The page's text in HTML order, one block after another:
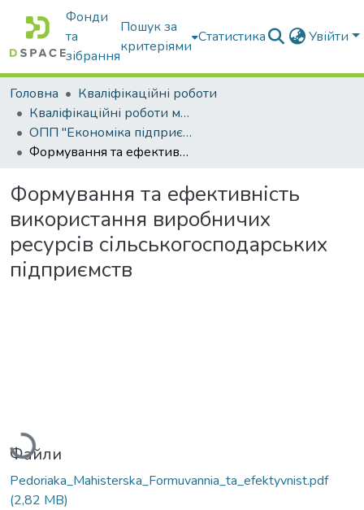
Фонди
та
зібрання
Пошук за
критеріями
Статистика Увійти
Головна
Кваліфікаційні роботи
Кваліфікаційні роботи магістрів
ОПП "Економіка підприємства"
Формування та ефективність використання виробничих ресурсів сільськогосподарських підприємств
Формування та ефективність
використання виробничих
ресурсів сільськогосподарських
підприємств
Вантажиться...
Файли
Pedoriaka_Мahisterska_Formuvannia_ta_efektyvnist.pdf
(2,82 MB)